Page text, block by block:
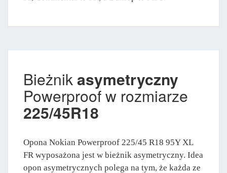
Bieżnikasymetryczny
Powerproof w rozmiarze
225/45R18
Opona Nokian Powerproof 225/45 R18 95Y XL
FR wyposażona jest w bieżnik asymetryczny. Idea
opon asymetrycznych polega na tym, że każda ze